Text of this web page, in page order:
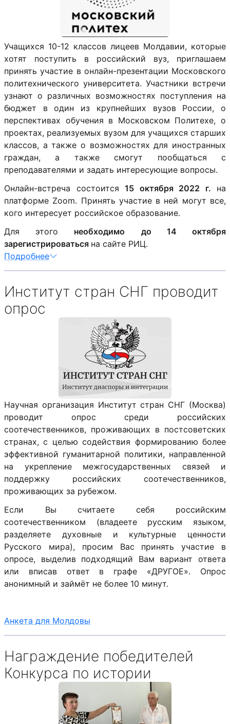
Учащихся 10-12 классов лицеев Молдавии, которые
хотят поступить в российский вуз, приглашаем
принять участие в онлайн-презентации Московского
политехнического университета. Участники встречи
узнают о различных возможностях поступления на
бюджет в один из крупнейших вузов России, о
перспективах обучения в Московском Политехе, о
проектах, реализуемых вузом для учащихся старших
классов, а также о возможностях для иностранных
граждан, а также смогут пообщаться с
преподавателями и задать интересующие вопросы.
Онлайн-встреча состоится 15 октября 2022 г. на
платформе Zoom. Принять участие в ней могут все,
кого интересует российское образование.
Для этого необходимо
до 14 октября
зарегистрироваться на сайте РИЦ.
Подробнее
Институт стран СНГ проводит
опрос
Научная организация Институт стран СНГ (Москва)
проводит опрос среди российских
соотечественников, проживающих в постсоветских
странах, с целью содействия формированию более
эффективной гуманитарной политики, направленной
на укрепление межгосударственных связей и
поддержку российских соотечественников,
проживающих за рубежом.
Если Вы считаете себя российским
соотечественником (владеете русским языком,
разделяете духовные и культурные ценности
Русского мира), просим Вас принять участие в
опросе, выделив подходящий Вам вариант ответа
или вписав ответ в графе «ДРУГОЕ». Опрос
анонимный и займёт не более 10 минут.
Анкета для Молдовы
Награждение победителей
Конкурса по истории